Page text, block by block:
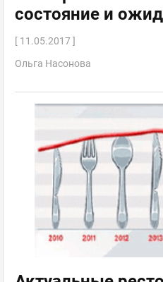
состояние и
[ 11.05.2017 ]
Ольга Насонова